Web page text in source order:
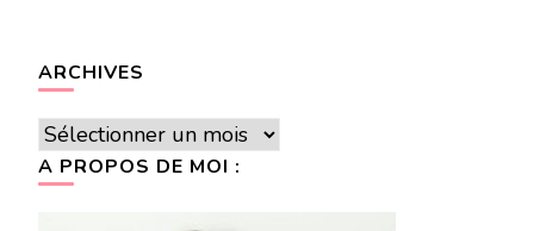
ARCHIVES
Archives
A PROPOS DE MOI :